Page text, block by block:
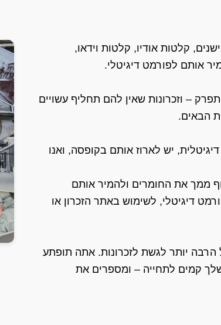
קלטות אודיו, קלטות וידאו,
אותם לפורמט דיגיטלי.
– וזכרונות שאין להם תחליף עשויים
הבאים.
יש לארוז אותם בקופסה, ואנו
ממך את החומרים ולהמיר אותם
דיגיטלי, לשימוש באתר הזכרון או
הרבה יותר לגשת לזכרונות. אתה תופתע
שלך קמים לתחייה – ומספרים את